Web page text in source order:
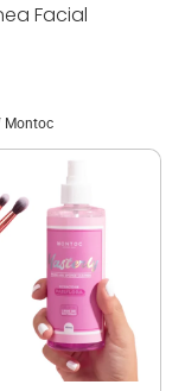
Facial